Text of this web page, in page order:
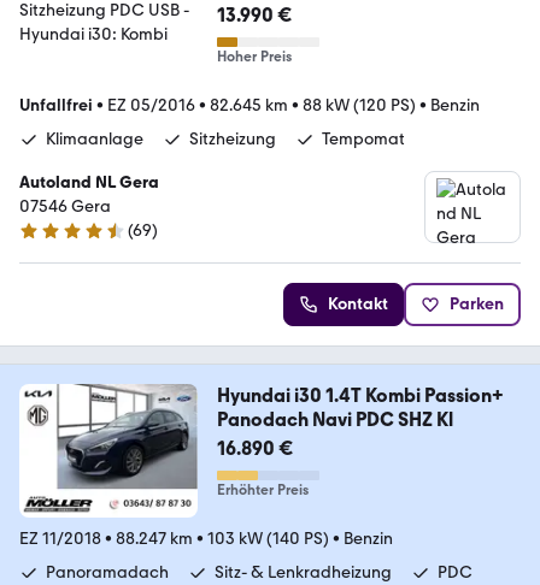
13.990 €
Hoher Preis
Unfallfrei • EZ 05/2016• 82.645 km • 88 kW (120 PS) • Benzin
Klimaanlage
Sitzheizung Tempomat
Autoland NL Gera
07546 Gera
4.6 Sterne
(69)
Kontakt Parken
Hyundai i30 1.4T Kombi Passion+
Panodach Navi PDC SHZ Kl
16.890 €
Erhöhter Preis
EZ 11/2018• 88.247 km • 103 kW (140 PS) • Benzin
Panoramadach
Sitz- & Lenkradheizung PDC